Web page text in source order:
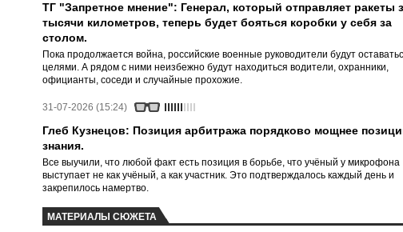
ТГ "Запретное мнение": Генерал, который отправляет ракеты
тысячи километров, теперь будет бояться коробки у себя за
столом.
Пока продолжается война, российские военные руководители будут
целями. А рядом с ними неизбежно будут находиться водители, охранники,
официанты, соседи и случайные прохожие.
31-07-2026 (15:24)
Глеб Кузнецов: Позиция арбитража порядково мощнее
знания.
Все выучили, что любой факт есть позиция в борьбе, что учёный у микрофона
выступает не как учёный, а как участник. Это подтверждалось каждый день и
закрепилось намертво.
МАТЕРИАЛЫ СЮЖЕТА